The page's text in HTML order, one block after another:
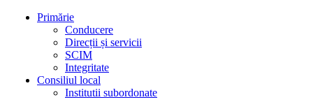
Primărie
Conducere
Direcții și servicii
SCIM
Integritate
Consiliul local
Institutii subordonate